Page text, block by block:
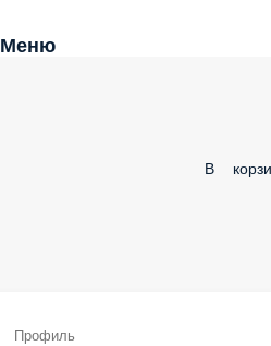
Меню
В
Профиль